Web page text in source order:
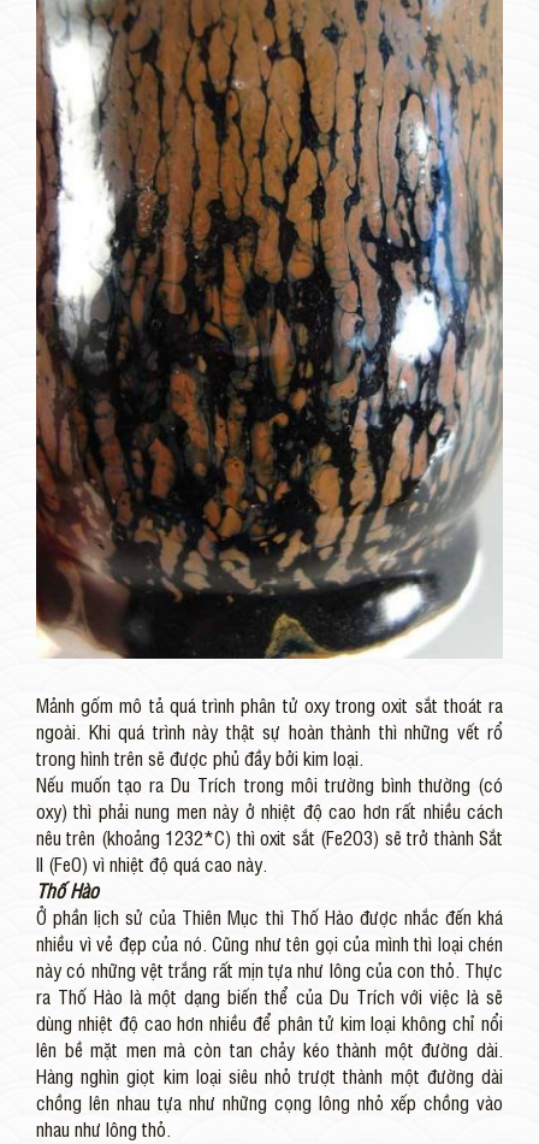
Mảnh gốm mô tả quá trình phân tử oxy trong oxit sắt thoát ra
ngoài. Khi quá trình này thật sự hoàn thành thì những vết rổ
trong hình trên sẽ được phủ đầy bởi kim loại.
Nếu muốn tạo ra Du Trích trong môi trường bình thường (có
oxy) thì phải nung men này ở nhiệt độ cao hơn rất nhiều cách
nêu trên (khoảng 1232*C) thì oxit sắt (Fe2O3) sẽ trở thành Sắt
II (FeO) vì nhiệt độ quá cao này.
Thố Hào
Ở phần lịch sử của Thiên Mục thì Thố Hào được nhắc đến khá
nhiều vì vẻ đẹp của nó. Cũng như tên gọi của mình thì loại chén
này có những vệt trắng rất mịn tựa như lông của con thỏ. Thực
ra Thố Hào là một dạng biến thể của Du Trích với việc là sẽ
dùng nhiệt độ cao hơn nhiều để phân tử kim loại không chỉ nổi
lên bề mặt men mà còn tan chảy kéo thành một đường dài.
Hàng nghìn giọt kim loại siêu nhỏ trượt thành một đường dài
chồng lên nhau tựa như những cọng lông nhỏ xếp chồng vào
nhau như lông thỏ.